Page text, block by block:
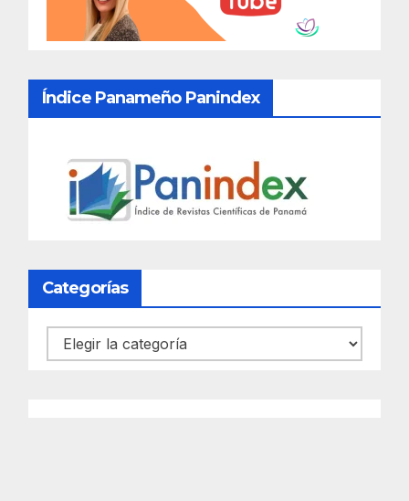
Índice Panameño Panindex
Categorías
Categorías